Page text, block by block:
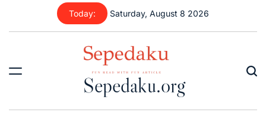
content
Today: Saturday, August 8 2026
Sepedaku.org